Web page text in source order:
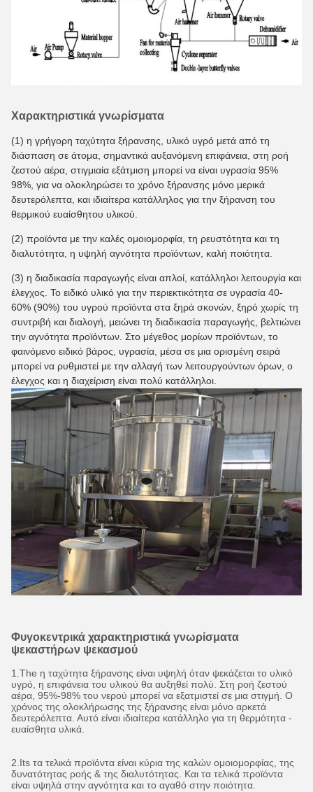
Χαρακτηριστικά γνωρίσματα
(1) η γρήγορη ταχύτητα ξήρανσης, υλικό υγρό μετά από τη
διάσπαση σε άτομα, σημαντικά αυξανόμενη επιφάνεια, στη ροή
ζεστού αέρα, στιγμιαία εξάτμιση μπορεί να είναι υγρασία 95%
98%, για να ολοκληρώσει το χρόνο ξήρανσης μόνο μερικά
δευτερόλεπτα, και ιδιαίτερα κατάλληλος για την ξήρανση του
θερμικού ευαίσθητου υλικού.
(2) προϊόντα με την καλές ομοιομορφία, τη ρευστότητα και τη
διαλυτότητα, η υψηλή αγνότητα προϊόντων, καλή ποιότητα.
(3) η διαδικασία παραγωγής είναι απλοί, κατάλληλοι λειτουργία και
έλεγχος. Το ειδικό υλικό για την περιεκτικότητα σε υγρασία 40-
60% (90%) του υγρού προϊόντα στα ξηρά σκονών, ξηρό χωρίς τη
συντριβή και διαλογή, μειώνει τη διαδικασία παραγωγής, βελτιώνει
την αγνότητα προϊόντων. Στο μέγεθος μορίων προϊόντων, το
φαινόμενο ειδικό βάρος, υγρασία, μέσα σε μια ορισμένη σειρά
μπορεί να ρυθμιστεί με την αλλαγή των λειτουργούντων όρων, ο
έλεγχος και η διαχείριση είναι πολύ κατάλληλοι.
Φυγοκεντρικά χαρακτηριστικά γνωρίσματα
ψεκαστήρων ψεκασμού
1.The η ταχύτητα ξήρανσης είναι υψηλή όταν ψεκάζεται το υλικό
υγρό, η επιφάνεια του υλικού θα αυξηθεί πολύ. Στη ροή ζεστού
αέρα, 95%-98% του νερού μπορεί να εξατμιστεί σε μια στιγμή. Ο
χρόνος της ολοκλήρωσης της ξήρανσης είναι μόνο αρκετά
δευτερόλεπτα. Αυτό είναι ιδιαίτερα κατάλληλο για τη θερμότητα -
ευαίσθητα υλικά.
2.Its τα τελικά προϊόντα είναι κύρια της καλών ομοιομορφίας, της
δυνατότητας ροής & της διαλυτότητας. Και τα τελικά προϊόντα
είναι υψηλά στην αγνότητα και το αγαθό στην ποιότητα.